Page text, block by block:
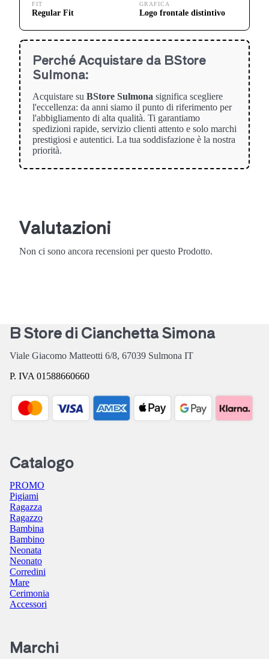
FIT
Regular Fit
GRAFICA
Logo frontale distintivo
Perché Acquistare da BStore
Sulmona:
Acquistare su BStore Sulmona significa scegliere
l'eccellenza: da anni siamo il punto di riferimento per
l'abbigliamento di alta qualità. Ti garantiamo
spedizioni rapide, servizio clienti attento e solo marchi
prestigiosi e autentici. La tua soddisfazione è la nostra
priorità.
Valutazioni
Non ci sono ancora recensioni per questo Prodotto.
B Store di Cianchetta Simona
Viale Giacomo Matteotti 6/8, 67039 Sulmona IT
P. IVA 01588660660
Catalogo
PROMO
Pigiami
Ragazza
Ragazzo
Bambina
Bambino
Neonata
Neonato
Corredini
Mare
Cerimonia
Accessori
Marchi